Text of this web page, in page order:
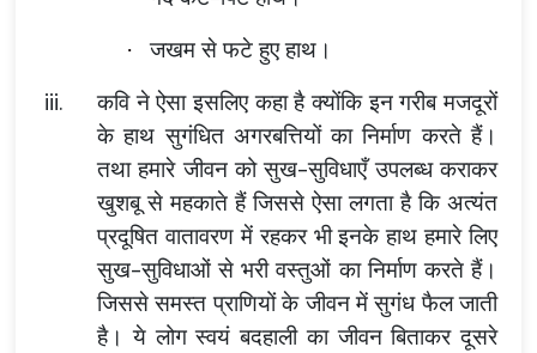
·
जखम से फटे हुए हाथ।
iii.
कवि ने ऐसा इसलिए कहा है क्योंकि इन गरीब मजदूरों
के हाथ सुगंधित अगरबत्तियों का निर्माण करते हैं।
तथा हमारे जीवन को सुख-सुविधाएँ उपलब्ध कराकर
खुशबू से महकाते हैं जिससे ऐसा लगता है कि अत्यंत
प्रदूषित वातावरण में रहकर भी इनके हाथ हमारे लिए
सुख-सुविधाओं से भरी वस्तुओं का निर्माण करते हैं।
जिससे समस्त प्राणियों के जीवन में सुगंध फैल जाती
है। ये लोग स्वयं बदहाली का जीवन बिताकर दूसरे